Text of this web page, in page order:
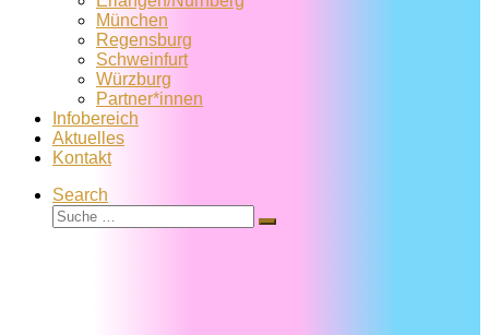
München
Regensburg
Schweinfurt
Würzburg
Partner*innen
Infobereich
Aktuelles
Kontakt
Search
Suche
Suche